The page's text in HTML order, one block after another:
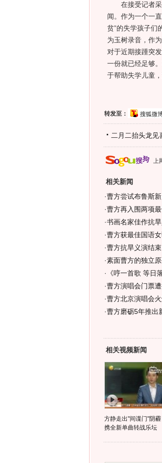
在接受记者采
闻。作为一个一
贫”的失学孩子们
为玉树录音，作
对于近期接踵突
一份就已经足够
于帮助失学儿童
转发至： 搜狐微
二月二抬头龙见
上
相关新闻
·曹方尝试布鲁斯
·曹方再入围两项
·书画名家佳作抗
·曹方获最佳国语
·曹方抗旱义演结
·素面曹方的独立
· 《哼一首歌 等日
·曹方演唱会门票
·曹方北京演唱会
·曹方磨砺5年推出
相关视频新闻
方静走出"间谍门"阴霾
携全新单曲转战乐坛